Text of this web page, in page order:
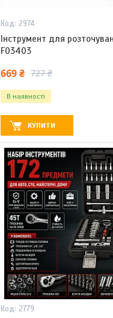
2974
Інструмент для
F03403
669 ₴ 727 ₴
В наявності
КУПИТИ
2779